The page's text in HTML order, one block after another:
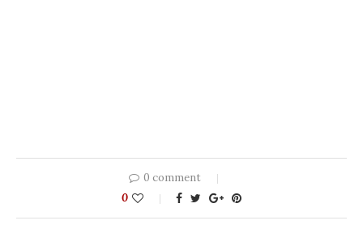
0 comment
0